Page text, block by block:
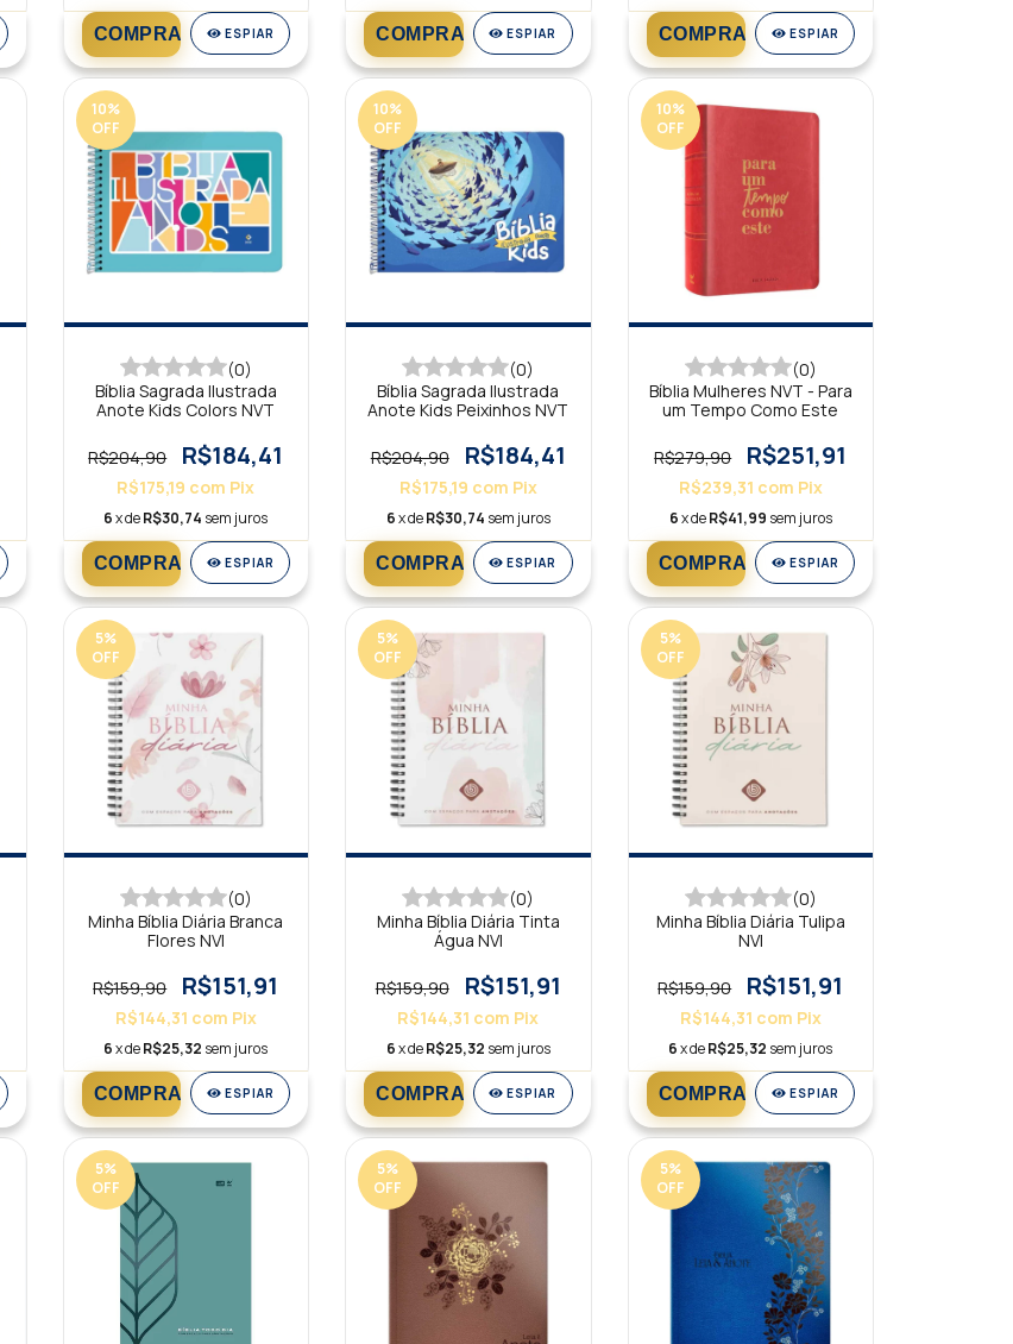
ESPIAR ESPIAR ESPIAR
10%
OFF
(0)
Bíblia Sagrada Ilustrada
Anote Kids Colors NVT
R$204,90 R$184,41
R$175,19 com Pix
6x deR$30,74 sem juros
ESPIAR
10%
OFF
(0)
Bíblia Sagrada Ilustrada
Anote Kids Peixinhos NVT
R$204,90 R$184,41
R$175,19 com Pix
6x deR$30,74 sem juros
ESPIAR
10%
OFF
(0)
Bíblia Mulheres NVT - Para
um Tempo Como Este
R$279,90 R$251,91
R$239,31 com Pix
6x deR$41,99 sem juros
ESPIAR
5%
OFF
(0)
Minha Bíblia Diária Branca
Flores NVI
R$159,90 R$151,91
R$144,31 com Pix
6x deR$25,32 sem juros
ESPIAR
5%
OFF
(0)
Minha Bíblia Diária Tinta
Água NVI
R$159,90 R$151,91
R$144,31 com Pix
6x deR$25,32 sem juros
ESPIAR
5%
OFF
(0)
Minha Bíblia Diária Tulipa
NVI
R$159,90 R$151,91
R$144,31 com Pix
6x deR$25,32 sem juros
ESPIAR
5%
OFF
5%
OFF
5%
OFF